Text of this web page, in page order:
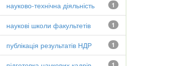
1
науково-технічна діяльність
1
наукові школи факультетів
1
публікація результатів НДР